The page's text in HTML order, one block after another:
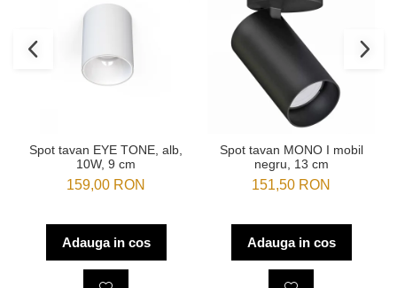
Spot tavan EYE TONE, alb,
10W, 9 cm
159,00 RON
Adauga in cos
Spot tavan MONO I mobil
negru, 13 cm
151,50 RON
Adauga in cos